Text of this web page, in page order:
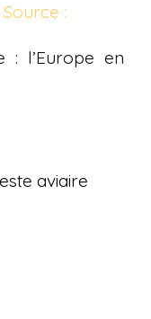
:
: l’Europe en
aviaire